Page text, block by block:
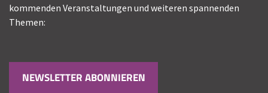
kommenden Veranstaltungen und weiteren spannenden
Themen:
NEWSLETTER ABONNIEREN